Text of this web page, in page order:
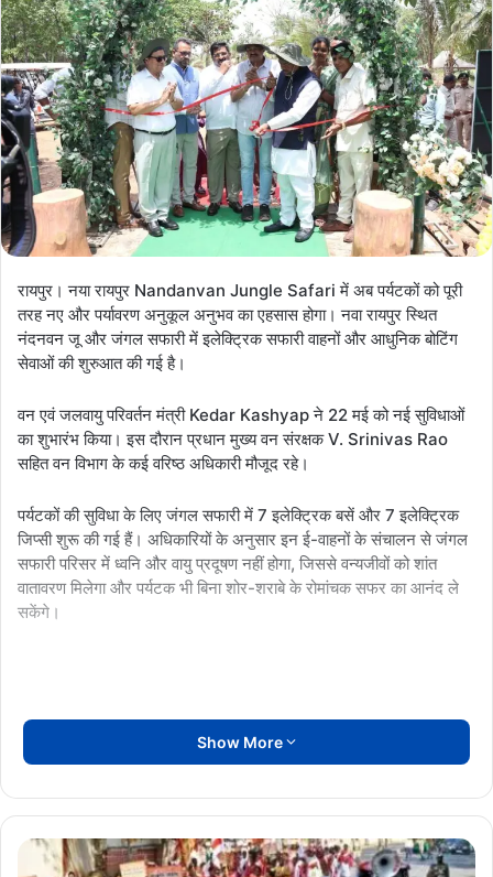
रायपुर। नया रायपुर Nandanvan Jungle Safari में अब पर्यटकों को पूरी
तरह नए और पर्यावरण अनुकूल अनुभव का एहसास होगा। नवा रायपुर स्थित
नंदनवन जू और जंगल सफारी में इलेक्ट्रिक सफारी वाहनों और आधुनिक बोटिंग
सेवाओं की शुरुआत की गई है।
वन एवं जलवायु परिवर्तन मंत्री Kedar Kashyap ने 22 मई को नई सुविधाओं
का शुभारंभ किया। इस दौरान प्रधान मुख्य वन संरक्षक V. Srinivas Rao
सहित वन विभाग के कई वरिष्ठ अधिकारी मौजूद रहे।
पर्यटकों की सुविधा के लिए जंगल सफारी में 7 इलेक्ट्रिक बसें और 7 इलेक्ट्रिक
जिप्सी शुरू की गई हैं। अधिकारियों के अनुसार इन ई-वाहनों के संचालन से जंगल
सफारी परिसर में ध्वनि और वायु प्रदूषण नहीं होगा, जिससे वन्यजीवों को शांत
वातावरण मिलेगा और पर्यटक भी बिना शोर-शराबे के रोमांचक सफर का आनंद ले
सकेंगे।
Show More
दिल्ली